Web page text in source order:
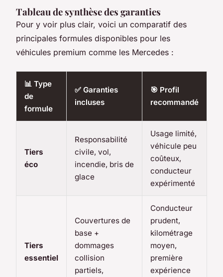
Tableau de synthèse des garanties
Pour y voir plus clair, voici un comparatif des
principales formules disponibles pour les
véhicules premium comme les Mercedes :
📊 Type
de
formule
✅ Garanties
incluses
🎯 Profil
recommandé
Tiers
éco
Responsabilité
civile, vol,
incendie, bris de
glace
Usage limité,
véhicule peu
coûteux,
conducteur
expérimenté
Tiers
essentiel
Couvertures de
base +
dommages
collision
partiels,
Conducteur
prudent,
kilométrage
moyen,
première
expérience